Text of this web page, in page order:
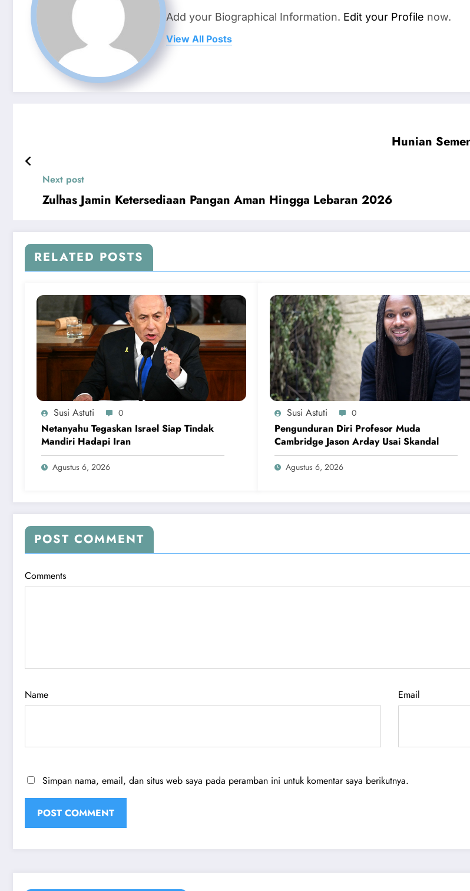
Add your Biographical Information. Edit your Profile now.
View All Posts
Hunian
Next post
Zulhas Jamin Ketersediaan Pangan Aman Hingga Lebaran 2026
RELATED POSTS
Susi Astuti 0
Netanyahu Tegaskan Israel Siap Tindak
Mandiri Hadapi Iran
Agustus 6, 2026
Susi Astuti 0
Pengunduran Diri Profesor Muda
Cambridge Jason Arday Usai Skandal
Agustus 6, 2026
POST COMMENT
Comments
Name Email
Simpan nama, email, dan situs web saya pada peramban ini untuk komentar saya berikutnya.